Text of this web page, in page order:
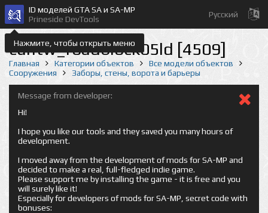
Нажмите, чтобы открыть меню
ID моделей GTA SA и SA-MP
Prineside DevTools
Русский
cuntw_roadblock05ld [4509]
Главная Категории объектов
Все модели объектов
Сооружения
Заборы, стены, ворота и барьеры
Message from developer:
Hi!
I hope you like our tools and they saved you many hours of
development.
I moved away from the development of mods for SA-MP and
decided to make a real, full-fledged indie game.
Please support me by installing the game - it is free and you
will surely like it!
Especially for developers of mods for SA-MP, secret code with
bonuses: